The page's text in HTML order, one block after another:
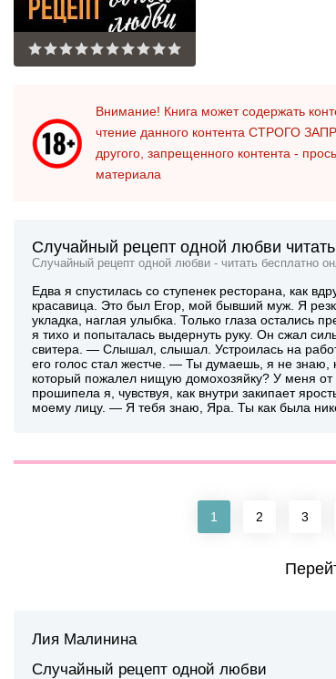
Внимание! Книга может содержать
чтение данного контента СТРОГО
другого, запрещенного контента -
материала
Случайный рецепт одной любви
Случайный рецепт одной любви - читать бесплатно
Едва я спустилась со ступенек ресторана, как
красавица. Это был Егор, мой бывший муж. Я
укладка, наглая улыбка. Только глаза
я тихо и попыталась выдернуть руку. Он сжал
свитера. — Слышал, слышал. Устроилась на
его голос стал жестче. — Ты думаешь, я не знаю,
который пожалел нищую домохозяйку? У меня
прошипела я, чувствуя, как внутри закипает
моему лицу. — Я тебя знаю, Яра. Ты как была
1 2 3
Лия Малинина
Случайный рецепт одной любви